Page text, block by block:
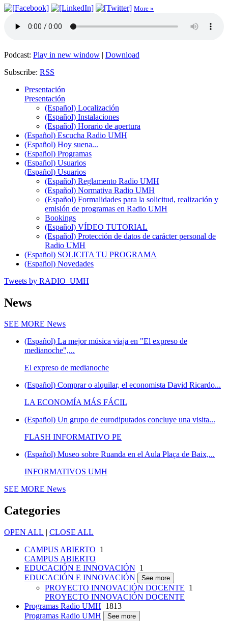
More »
Podcast: Play in new window | Download
Subscribe: RSS
Presentación
Presentación
(Español) Localización
(Español) Instalaciones
(Español) Horario de apertura
(Español) Escucha Radio UMH
(Español) Hoy suena...
(Español) Programas
(Español) Usuarios
(Español) Usuarios
(Español) Reglamento Radio UMH
(Español) Normativa Radio UMH
(Español) Formalidades para la solicitud, realización y
emisión de programas en Radio UMH
Bookings
(Español) VÍDEO TUTORIAL
(Español) Protección de datos de carácter personal de
Radio UMH
(Español) SOLICITA TU PROGRAMA
(Español) Novedades
Tweets by RADIO_UMH
News
SEE MORE News
(Español) La mejor música viaja en "El expreso de
medianoche",...
El expreso de medianoche
(Español) Comprar o alquilar, el economista David Ricardo...
LA ECONOMÍA MÁS FÁCIL
(Español) Un grupo de eurodiputados concluye una visita...
FLASH INFORMATIVO PE
(Español) Museo sobre Ruanda en el Aula Plaça de Baix,...
INFORMATIVOS UMH
SEE MORE News
Categories
OPEN ALL | CLOSE ALL
CAMPUS ABIERTO 1
CAMPUS ABIERTO
EDUCACIÓN E INNOVACIÓN 1
EDUCACIÓN E INNOVACIÓN
See more
PROYECTO INNOVACIÓN DOCENTE 1
PROYECTO INNOVACIÓN DOCENTE
Programas Radio UMH 1813
Programas Radio UMH
See more